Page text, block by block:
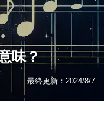
味？
最終更新： 2024/8/7